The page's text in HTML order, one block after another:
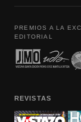
PREMIOS A LA
EDITORIAL
REVISTAS